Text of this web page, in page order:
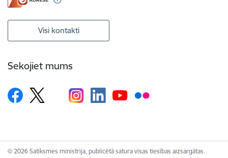
Visi kontakti
Sekojiet mums
© 2026 Satiksmes ministrija, publicētā satura visas tiesības aizsargātas.